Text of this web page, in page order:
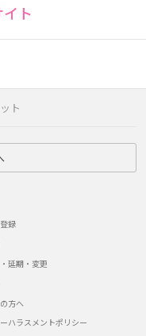
ト
ト
録
延期・変更
方へ
ハラスメントポリシー